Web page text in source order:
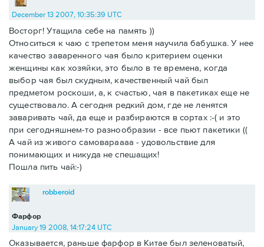
December 13 2007, 10:35:39 UTC
Восторг! Утащила себе на память ))
Относиться к чаю с трепетом меня научила бабушка. У нее
качество заваренного чая было критерием оценки
женщины как хозяйки, это было в те времена, когда
выбор чая был скудным, качественный чай был
предметом роскоши, а, к счастью, чая в пакетиках еще не
существовало. А сегодня редкий дом, где не ленятся
заваривать чай, да еще и разбираются в сортах :-( и это
при сегодняшнем-то разнообразии - все пьют пакетики ((
А чай из живого самовараааа - удовольствие для
понимающих и никуда не спешащих!
Пошла пить чай:-)
Фарфор
robberoid
January 19 2008, 14:17:24 UTC
Оказывается, раньше фарфор в Китае был зеленоватый,